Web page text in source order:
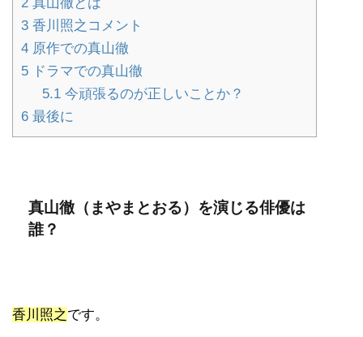
3 香川照之コメント
4 原作での真山徹
5 ドラマでの真山徹
5.1今頑張るのが正しいことか？
6 最後に
真山徹（まやまとおる）を演じる俳優は
誰？
香川照之です。